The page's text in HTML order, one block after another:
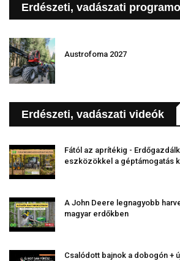
Erdészeti, vadászati
Austrofoma 2027
Erdészeti, vadászati videók
Fától az aprítékig -
eszközökkel a géptámogatás
A John Deere legnagyobb
magyar erdőkben
Csalódott bajnok a dobogón +